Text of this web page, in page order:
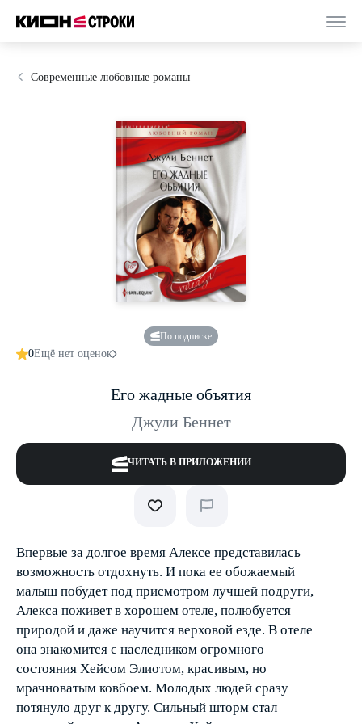
Современные любовные романы
По подписке
0Ещё нет оценок
Его жадные объятия
Джули Беннет
ЧИТАТЬ В ПРИЛОЖЕНИИ
Впервые за долгое время Алексе представилась
возможность отдохнуть. И пока ее обожаемый
малыш побудет под присмотром лучшей подруги,
Алекса поживет в хорошем отеле, полюбуется
природой и даже научится верховой езде. В отеле
она знакомится с наследником огромного
состояния Хейсом Элиотом, красивым, но
мрачноватым ковбоем. Молодых людей сразу
потянуло друг к другу. Сильный шторм стал